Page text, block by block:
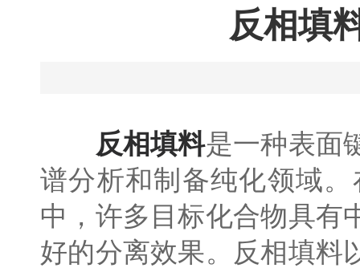
反相填
反相填料是一种表面
谱分析和制备纯化领域
中，许多目标化合物具有
好的分离效果。反相填料